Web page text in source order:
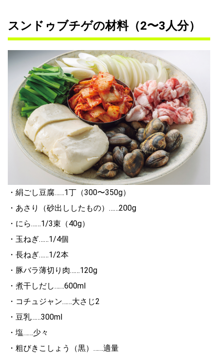
スンドゥブチゲの材料（2〜3人分）
・絹ごし豆腐……1丁（300〜350g）
・あさり（砂出ししたもの）……200g
・にら……1/3束（40g）
・玉ねぎ……1/4個
・長ねぎ……1/2本
・豚バラ薄切り肉……120g
・煮干しだし……600ml
・コチュジャン……大さじ2
・豆乳……300ml
・塩……少々
・粗びきこしょう（黒）……適量